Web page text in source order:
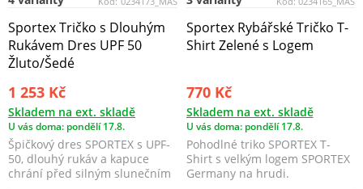
Sportex Tričko s Dlouhým
Rukávem Dres UPF 50
Žluto/Šedé
1 253 Kč
Skladem na ext. skladě
U vás doma: pondělí 17.8.
Špičkový dres SPORTEX s UPF-
50, dlouhý rukáv a kapuce
chrání před silným slunečním
Sportex Rybářské Tričko T-
Shirt Zelené s Logem
770 Kč
Skladem na ext. skladě
U vás doma: pondělí 17.8.
Pohodlné triko SPORTEX T-
Shirt s velkým logem SPORTEX
Germany na hrudi.